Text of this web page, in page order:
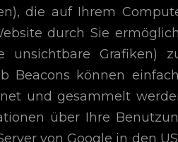
die auf Ihrem
durch Sie
unsichtbare Grafiken)
Beacons können
und gesammelt
über Ihre
von Google in den